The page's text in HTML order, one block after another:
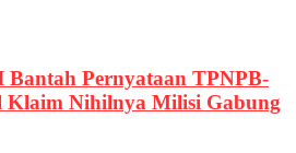
Bantah Pernyataan TPNPB-
Klaim Nihilnya Milisi Gabung